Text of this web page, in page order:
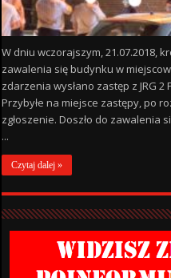
W dniu wczorajszym, 21.07.2018,
zawalenia się budynku w
zdarzenia wysłano zastęp z JRG
Przybyłe na miejsce zastępy, po
zgłoszenie. Doszło do zawalenia
...
Czytaj dalej »